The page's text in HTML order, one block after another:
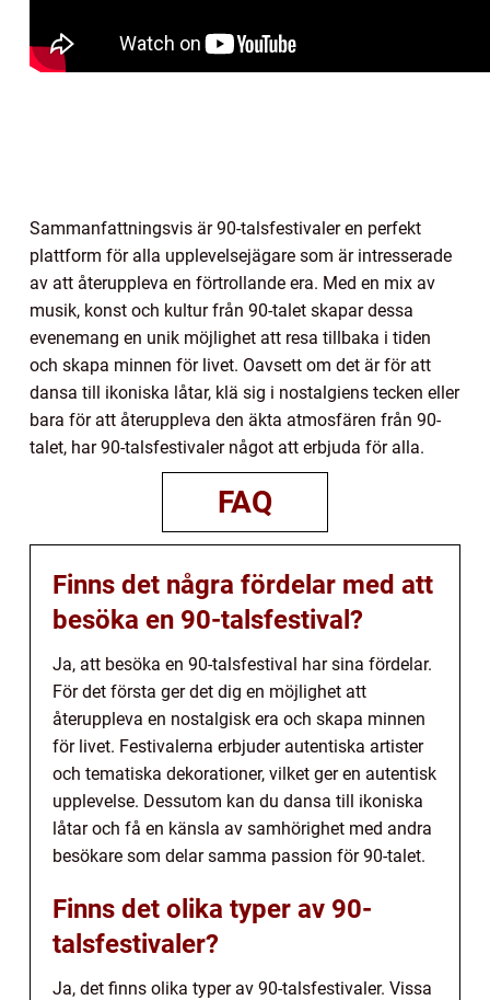
Sammanfattningsvis är 90-talsfestivaler en perfekt
plattform för alla upplevelsejägare som är intresserade
av att återuppleva en förtrollande era. Med en mix av
musik, konst och kultur från 90-talet skapar dessa
evenemang en unik möjlighet att resa tillbaka i tiden
och skapa minnen för livet. Oavsett om det är för att
dansa till ikoniska låtar, klä sig i nostalgiens tecken eller
bara för att återuppleva den äkta atmosfären från 90-
talet, har 90-talsfestivaler något att erbjuda för alla.
FAQ
Finns det några fördelar med att
besöka en 90-talsfestival?
Ja, att besöka en 90-talsfestival har sina fördelar.
För det första ger det dig en möjlighet att
återuppleva en nostalgisk era och skapa minnen
för livet. Festivalerna erbjuder autentiska artister
och tematiska dekorationer, vilket ger en autentisk
upplevelse. Dessutom kan du dansa till ikoniska
låtar och få en känsla av samhörighet med andra
besökare som delar samma passion för 90-talet.
Finns det olika typer av 90-
talsfestivaler?
Ja, det finns olika typer av 90-talsfestivaler. Vissa